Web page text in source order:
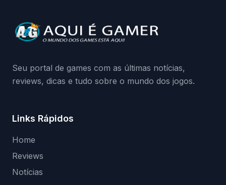
da Playground: negação do preload,
medidas contra acessos não autorizados
Seu portal de games com as últimas notícias,
reviews, dicas e tudo sobre o mundo dos jogos.
Links Rápidos
Home
Reviews
Notícias